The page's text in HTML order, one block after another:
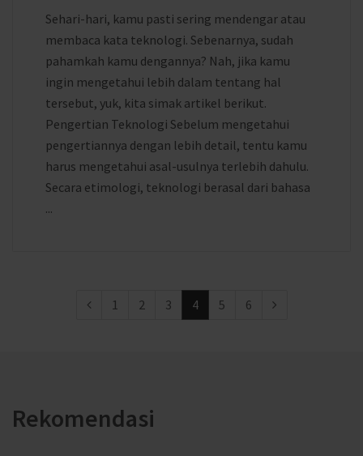
Sehari-hari, kamu pasti sering mendengar atau
membaca kata teknologi. Sebenarnya, sudah
pahamkah kamu dengannya? Nah, jika kamu
ingin mengetahui lebih dalam tentang hal
tersebut, yuk, kita simak artikel berikut.
Pengertian Teknologi Sebelum mengetahui
pengertiannya dengan lebih detail, tentu kamu
harus mengetahui asal-usulnya terlebih dahulu.
Secara etimologi, teknologi berasal dari bahasa
...
1 2 3 4 5 6
Rekomendasi